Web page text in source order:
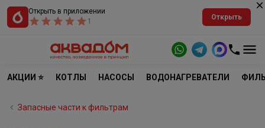
Открыть в приложении
1
Открыть
АКЦИИ ⭐ КОТЛЫ НАСОСЫ ВОДОНАГРЕВАТЕЛИ
Запасные части к фильтрам